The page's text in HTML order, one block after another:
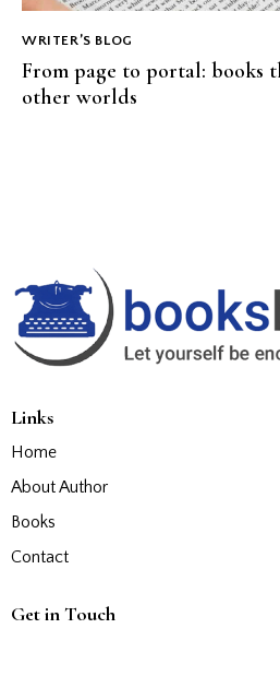
WRITER’S BLOG
From page to portal: books
other worlds
Links
Home
About Author
Books
Contact
Get in Touch